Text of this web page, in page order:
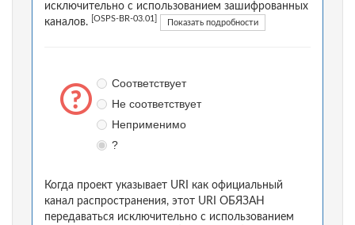
исключительно с использованием зашифрованных
каналов.
[OSPS-BR-03.01] Показать подробности
Соответствует
Не соответствует
Неприменимо
?
Когда проект указывает URI как официальный
канал распространения, этот URI ОБЯЗАН
передаваться исключительно с использованием